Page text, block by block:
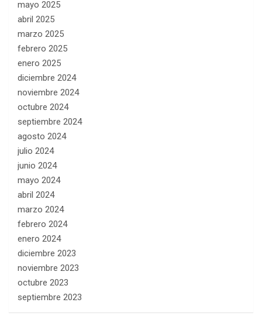
mayo 2025
abril 2025
marzo 2025
febrero 2025
enero 2025
diciembre 2024
noviembre 2024
octubre 2024
septiembre 2024
agosto 2024
julio 2024
junio 2024
mayo 2024
abril 2024
marzo 2024
febrero 2024
enero 2024
diciembre 2023
noviembre 2023
octubre 2023
septiembre 2023